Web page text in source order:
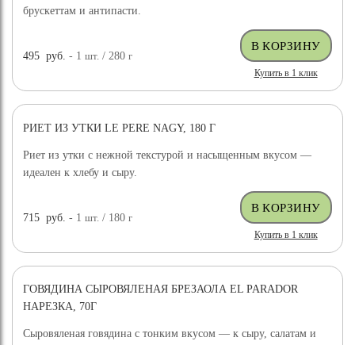
брускеттам и антипасти.
495 руб. - 1шт. / 280г
Купить в 1 клик
РИЕТ ИЗ УТКИ LE PERE NAGY, 180 Г
Риет из утки с нежной текстурой и насыщенным вкусом —
идеален к хлебу и сыру.
715 руб. - 1шт. / 180г
Купить в 1 клик
ГОВЯДИНА СЫРОВЯЛЕНАЯ БРЕЗАОЛА EL PARADOR
НАРЕЗКА, 70Г
Сыровяленая говядина с тонким вкусом — к сыру, салатам и